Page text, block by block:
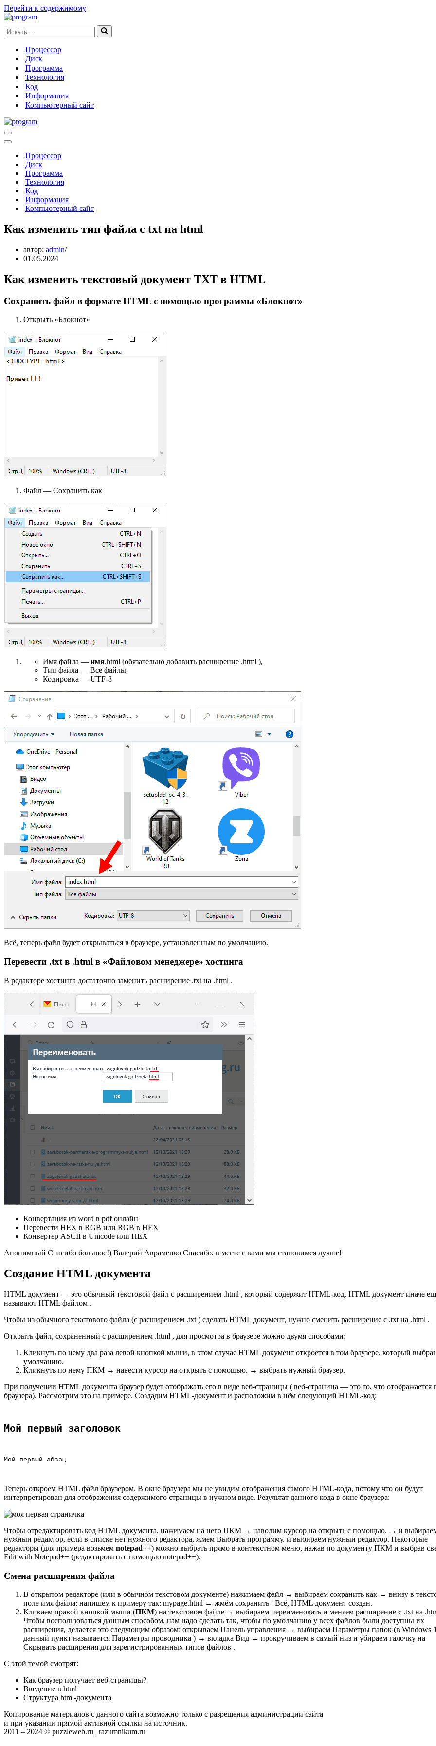
Перейти к содержимому
Искать...
Процессор
Диск
Программа
Технология
Код
Информация
Компьютерный сайт
Меню
навигации
Меню
навигацииПроцессор
Диск
Программа
Технология
Код
Информация
Компьютерный сайт
Как изменить тип файла с txt на html
автор: admin
01.05.2024
Как изменить текстовый документ TXT в HTML
Сохранить файл в формате HTML с помощью программы «Блокнот»
Открыть «Блокнот»
Файл — Сохранить как
Имя файла — имя.html (обязательно добавить расширение .html ),
Тип файла — Все файлы,
Кодировка — UTF-8
Всё, теперь файл будет открываться в браузере, установленным по умолчанию.
Перевести .txt в .html в «Файловом менеджере» хостинга
В редакторе хостинга достаточно заменить расширение .txt на .html .
Конвертация из word в pdf онлайн
Перевести HEX в RGB или RGB в HEX
Конвертер ASCII в Unicode или HEX
Анонимный Спасибо большое!) Валерий Авраменко Спасибо, в месте с вами мы становимся лучше!
Создание HTML документа
HTML документ — это обычный текстовой файл c расширением .html , который содержит HTML-код. HTML документ иначе
называют HTML файлом .
Чтобы из обычного текстового файла (с расширением .txt ) сделать HTML документ, нужно сменить расширение с .txt на .html .
Открыть файл, сохраненный с расширением .html , для просмотра в браузере можно двумя способами:
Кликнуть по нему два раза левой кнопкой мыши, в этом случае HTML документ откроется в том браузере, который
умолчанию.
Кликнуть по нему ПКМ → навести курсор на открыть с помощью. → выбрать нужный браузер.
При получении HTML документа браузер будет отображать его в виде веб-страницы ( веб-страница — это то, что отображается
браузера). Рассмотрим это на примере. Создадим HTML-документ и расположим в нём следующий HTML-код:
Мой первый заголовок
Мой первый абзац
Теперь откроем HTML файл браузером. В окне браузера мы не увидим отображения самого HTML-кода, потому что он будут
интерпретирован для отображения содержимого страницы в нужном виде. Результат данного кода в окне браузера:
Чтобы отредактировать код HTML документа, нажимаем на него ПКМ → наводим курсор на открыть с помощью. → и
нужный редактор, если в списке нет нужного редактора, жмём Выбрать программу. и выбираем нужный редактор. Некоторые
редакторы (для примера возьмем notepad++) можно выбрать прямо в контекстном меню, нажав по документу ПКМ и выбрав
Edit with Notepad++ (редактировать с помощью notepad++).
Смена расширения файла
В открытом редакторе (или в обычном текстовом документе) нажимаем файл → выбираем сохранить как → внизу в
поле имя файла: напишем к примеру так: mypage.html → жмём сохранить . Всё, HTML документ создан.
Кликаем правой кнопкой мыши (ПКМ) на текстовом файле → выбираем переименовать и меняем расширение с .txt на
Чтобы воспользоваться данным способом, нам надо сделать так, чтобы по умолчанию у всех файлов были доступны их
расширения, делается это следующим образом: открываем Панель управления → выбираем Параметры папок (в Windows
данный пункт называется Параметры проводника ) → вкладка Вид → прокручиваем в самый низ и убираем галочку на
Скрывать расширения для зарегистрированных типов файлов .
С этой темой смотрят:
Как браузер получает веб-страницы?
Введение в html
Структура html-документа
Копирование материалов с данного сайта возможно только с разрешения администрации сайта
и при указании прямой активной ссылки на источник.
2011 – 2024 © puzzleweb.ru | razumnikum.ru